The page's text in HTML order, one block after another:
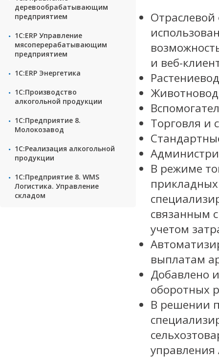
деревообрабатывающим
предприятием
1С:ERP Управление
мясоперерабатывающим
предприятием
1С:ERP Энергетика
1С:Производство
алкогольной продукции
1С:Предприятие 8.
Молокозавод
1С:Реализация алкогольной
продукции
1С:Предприятие 8. WMS
Логистика. Управление
складом
и веб-
Торговля и
В режиме
связанным
учетом
выплатам
Добавлено
оборотных
В решении